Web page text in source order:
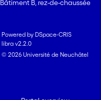
étudiées et analysées par
universitaires allemands,
suisses.
Bâtiment B, rez-de-chaussée
Powered by DSpace-CRIS
libra v2.2.0
© 2026 Université de Neuchâtel